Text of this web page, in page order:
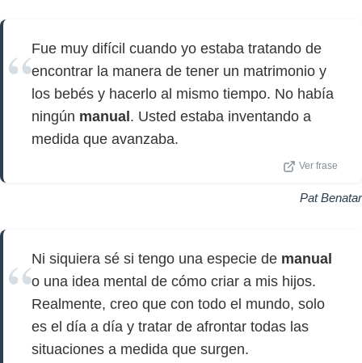
Fue muy difícil cuando yo estaba tratando de
encontrar la manera de tener un matrimonio y
los bebés y hacerlo al mismo tiempo. No había
ningún manual . Usted estaba inventando a
medida que avanzaba.
Ver frase
Pat Benatar
Ni siquiera sé si tengo una especie de manual
o una idea mental de cómo criar a mis hijos.
Realmente, creo que con todo el mundo, solo
es el día a día y tratar de afrontar todas las
situaciones a medida que surgen.